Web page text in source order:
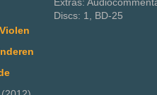
Extras:
Discs: 1, BD-25